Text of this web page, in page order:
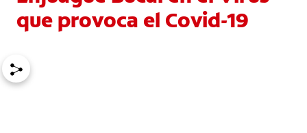
CHEQUEO DE SALUD BUCAL
que provoca el Covid-19